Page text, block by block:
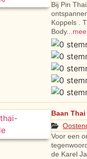
Bij Pin
Koppels .
Body
Baan
Voor een
de Karel